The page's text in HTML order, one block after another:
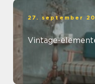
27. september
Vintage-